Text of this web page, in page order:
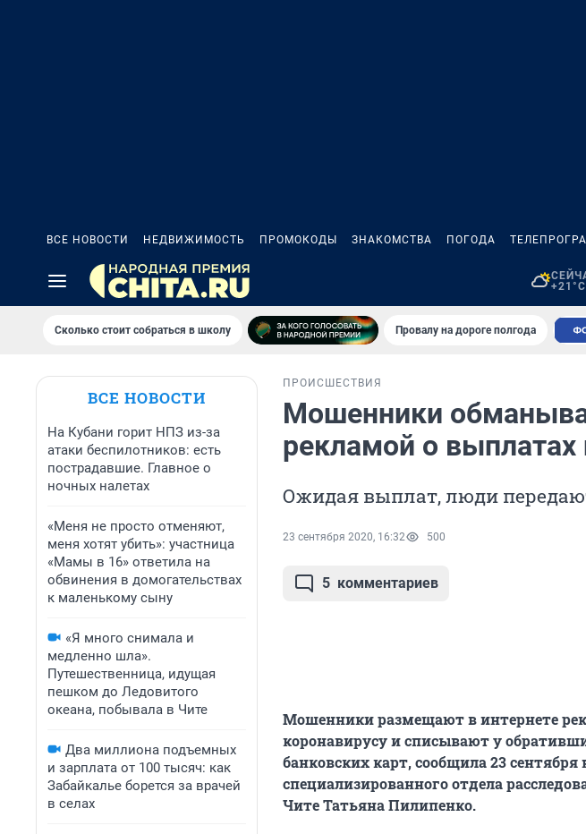
ВСЕ НОВОСТИ НЕДВИЖИМОСТЬ ПРОМОКОДЫ ЗНАКОМСТВА ПОГОДА
+21°C
Сколько стоит собраться в школу Провалу на дороге полгода
ВСЕ НОВОСТИ
На Кубани горит НПЗ из-за
атаки беспилотников: есть
пострадавшие. Главное о
ночных налетах
«Меня не просто отменяют,
меня хотят убить»: участница
«Мамы в 16» ответила на
обвинения в домогательствах
к маленькому сыну
«Я много снимала и
медленно шла».
Путешественница, идущая
пешком до Ледовитого
океана, побывала в Чите
Два миллиона подъемных
и зарплата от 100 тысяч: как
Забайкалье борется за врачей
в селах
ПРОИСШЕСТВИЯ
Мошенники
рекламой о выплатах
Ожидая выплат, люди
23 сентября 2020, 16:32 500
5 комментариев
Мошенники размещают в интернете
коронавирусу и списывают у
банковских карт, сообщила 23
специализированного отдела
Чите Татьяна Пилипенко.